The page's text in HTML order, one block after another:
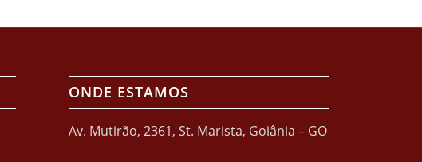
ONDE ESTAMOS
Av. Mutirão, 2361, St. Marista, Goiânia – GO